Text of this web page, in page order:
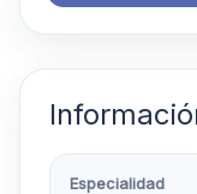
Especialidad